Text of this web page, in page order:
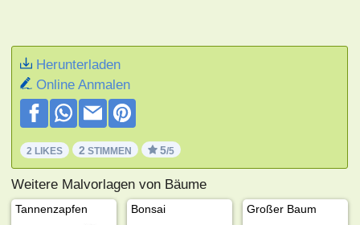
Herunterladen
Online Anmalen
2 LIKES 2 STIMMEN 5/5
Weitere Malvorlagen von Bäume
Tannenzapfen Bonsai Großer Baum